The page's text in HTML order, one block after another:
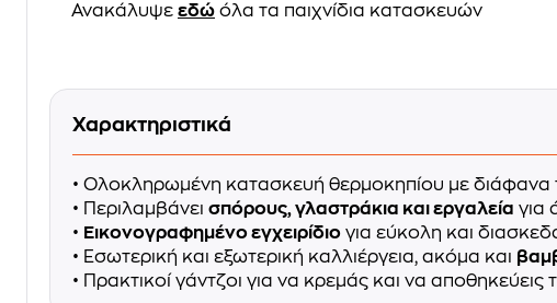
Ανακάλυψε εδώ όλα τα παιχνίδια κατασκευών
Χαρακτηριστικά
• Ολοκληρωμένη κατασκευή θερμοκηπίου με διάφανα
• Περιλαμβάνει σπόρους, γλαστράκια και εργαλεία για
• Εικονογραφημένο εγχειρίδιο για εύκολη και
• Εσωτερική και εξωτερική καλλιέργεια, ακόμα και
• Πρακτικοί γάντζοι για να κρεμάς και να αποθηκεύεις